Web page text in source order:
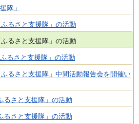
隊」
るさと支援隊」の活動
るさと支援隊」の活動
るさと支援隊」の活動
るさと支援隊」中間活動報告会を開催い
るさと支援隊」の活動
るさと支援隊」の活動